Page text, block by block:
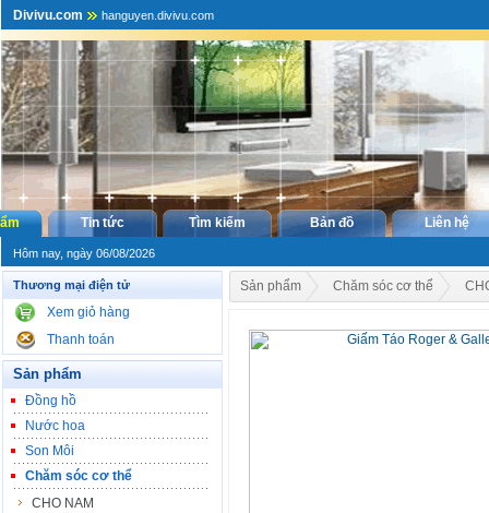
Divivu.com hanguyen.divivu.com
Tin tức Tìm kiếm Bản đồ Liên hệ
Hôm nay, ngày 06/08/2026
Thương mại điện tử
Xem giỏ hàng
Thanh toán
Sản phẩm
Đồng hồ
Nước hoa
Son Môi
Chăm sóc cơ thể
CHO NAM
Sản phẩm Chăm sóc cơ thể